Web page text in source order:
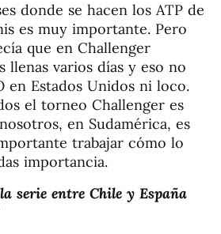
donde se hacen los ATP de
es muy importante. Pero
que en Challenger
llenas varios días y eso no
en Estados Unidos ni loco.
el torneo Challenger es
en Sudamérica, es
trabajar cómo lo
importancia.
serie entre Chile y España